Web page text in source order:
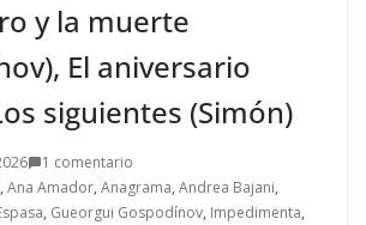
y la muerte
El aniversario
siguientes (Simón)
1 comentario
, Ana Amador, Anagrama, Andrea Bajani,
, Gueorgui Gospodínov, Impedimenta,